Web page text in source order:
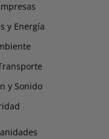
y Energía
y Sonido